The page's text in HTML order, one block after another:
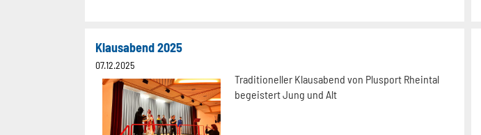
Klausabend 2025
07.12.2025
Traditioneller Klausabend von Plusport Rheintal
begeistert Jung und Alt